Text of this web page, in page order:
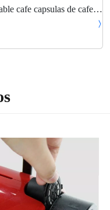
cafe capsulas de cafe
cafetera Nespresso